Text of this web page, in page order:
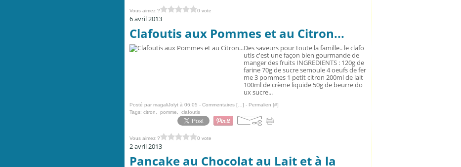
Vous aimez ? 0 vote
6 avril 2013
Clafoutis aux Pommes et au Citron...
Des saveurs pour toute la famille.. le clafo
utis c'est une façon bien gourmande de
manger des fruits INGREDIENTS : 120g de
farine 70g de sucre semoule 4 oeufs de fer
me 3 pommes 1 petit citron 200ml de lait
100ml de crème liquide 50g de beurre do
ux sucre...
Posté par magaliJolyt à 06:05 - Commentaires [ ] - Permalien [#]
Tags: citron pomme clafoutis
Vous aimez ? 0 vote
2 avril 2013
Pancake au Chocolat au Lait et à la